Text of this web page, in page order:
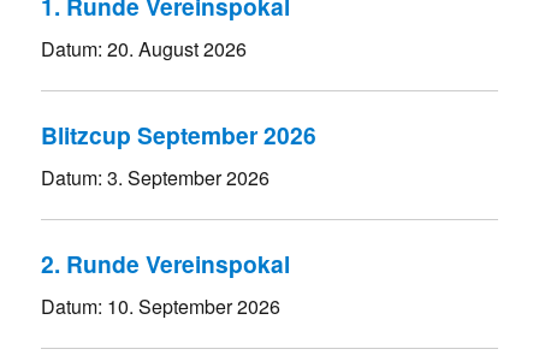
Datum:20. August 2026
Blitzcup September 2026
Datum:3. September 2026
2. Runde Vereinspokal
Datum: 10. September 2026